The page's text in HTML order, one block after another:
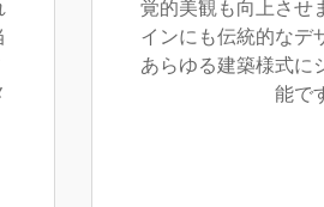
覚的美観も向上させ
インにも伝統的なデ
あらゆる建築様式に
能で